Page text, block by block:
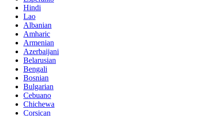
Hindi
Lao
Albanian
Amharic
Armenian
Azerbaijani
Belarusian
Bengali
Bosnian
Bulgarian
Cebuano
Chichewa
Corsican